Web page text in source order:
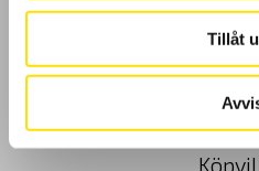
Tillåt